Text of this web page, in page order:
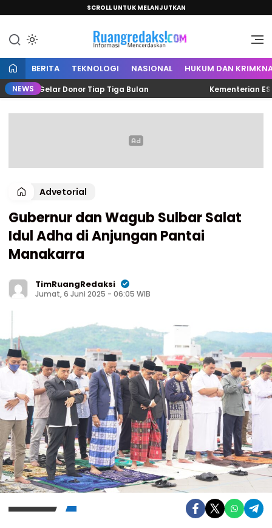
SCROLL UNTUK MELANJUTKAN
Ruang Redaksi
Informasi Mencerdaskan
BERITA TEKNOLOGI NASIONAL HUKUM DAN
NEWS
Gelar Donor Tiap Tiga Bulan Kementerian ESDM
Advetorial
Gubernur dan Wagub Sulbar Salat
Idul Adha di Anjungan Pantai
Manakarra
TimRuangRedaksi
Jumat, 6 Juni 2025 - 06:05 WIB